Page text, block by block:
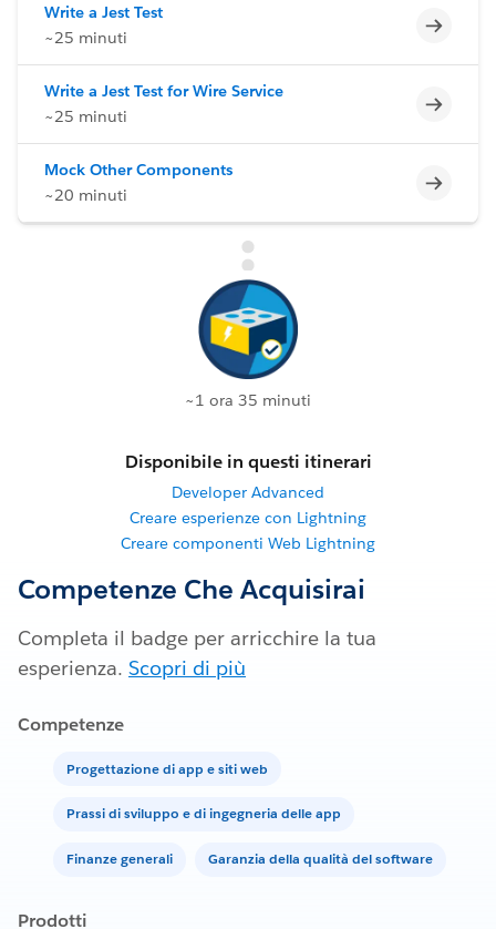
Write a Jest Test
~25 minuti
Write a Jest Test for Wire Service
~25 minuti
Mock Other Components
~20 minuti
~1 ora 35 minuti
Disponibile in questi itinerari
Developer Advanced
Creare esperienze con Lightning
Creare componenti Web Lightning
Competenze Che Acquisirai
Completa il badge per arricchire la tua
esperienza. Scopri di più
Competenze
Progettazione di app e siti web
Prassi di sviluppo e di ingegneria delle app
Finanze generali Garanzia della qualità del software
Prodotti